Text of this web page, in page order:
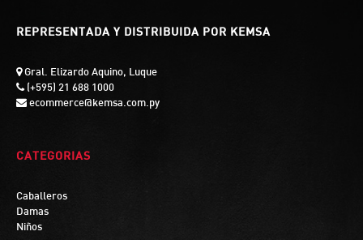
REPRESENTADA Y DISTRIBUIDA POR KEMSA
Gral. Elizardo Aquino, Luque
(+595) 21 688 1000
ecommerce@kemsa.com.py
CATEGORIAS
Caballeros
Damas
Niños